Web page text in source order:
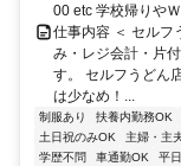
00 etc 学校帰りや
仕事内容 ＜ セルフ
み・レジ会計・片
す。 セルフうどん
は少なめ！...
制服あり 扶養内勤務OK
土日祝のみOK
主婦・主
学歴不問
車通勤OK 平